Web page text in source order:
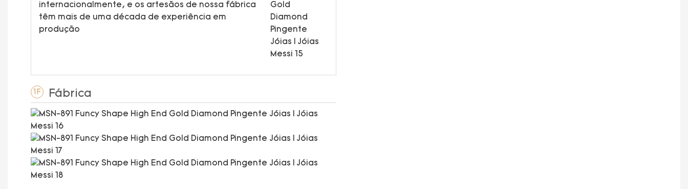
internacionalmente, e os artesãos de nossa fábrica
têm mais de uma década de experiência em
produção
1F Fábrica